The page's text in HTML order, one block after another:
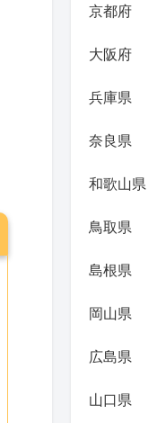
京都府
大阪府
兵庫県
奈良県
和歌山県
鳥取県
島根県
岡山県
広島県
山口県